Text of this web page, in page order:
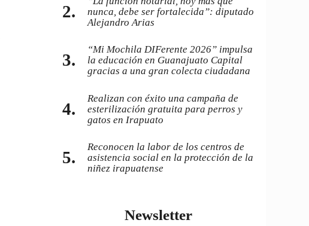
nunca, debe ser fortalecida”: diputado
Alejandro Arias
“Mi Mochila DIFerente 2026” impulsa
la educación en Guanajuato Capital
gracias a una gran colecta ciudadana
Realizan con éxito una campaña de
esterilización gratuita para perros y
gatos en Irapuato
Reconocen la labor de los centros de
asistencia social en la protección de la
niñez irapuatense
Newsletter